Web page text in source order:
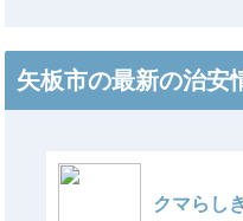
矢板市の最新の治安
クマらし